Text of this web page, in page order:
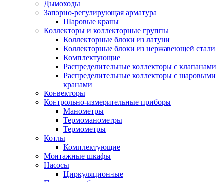
Дымоходы
Запорно-регулирующая арматура
Шаровые краны
Коллекторы и коллекторные группы
Коллекторные блоки из латуни
Коллекторные блоки из нержавеющей стали
Комплектующие
Распределительные коллекторы с клапанами
Распределительные коллекторы с шаровыми
кранами
Конвекторы
Контрольно-измерительные приборы
Манометры
Термоманометры
Термометры
Котлы
Комплектующие
Монтажные шкафы
Насосы
Циркуляционные